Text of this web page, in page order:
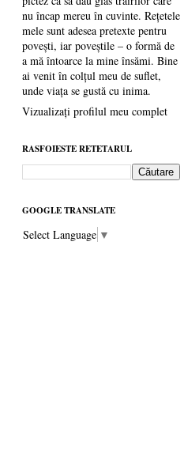
nu încap mereu în cuvinte. Rețetele
mele sunt adesea pretexte pentru
povești, iar poveștile – o formă de
a mă întoarce la mine însămi. Bine
ai venit în colțul meu de suflet,
unde viața se gustă cu inima.
Vizualizați profilul meu complet
RASFOIESTE RETETARUL
GOOGLE TRANSLATE
Select Language ▼